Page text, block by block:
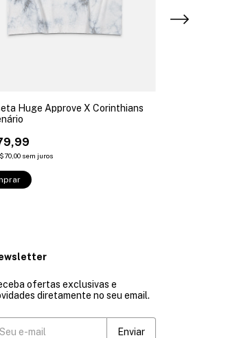
Huge Approve X Corinthians
sem juros
ofertas exclusivas e
diretamente no seu email.